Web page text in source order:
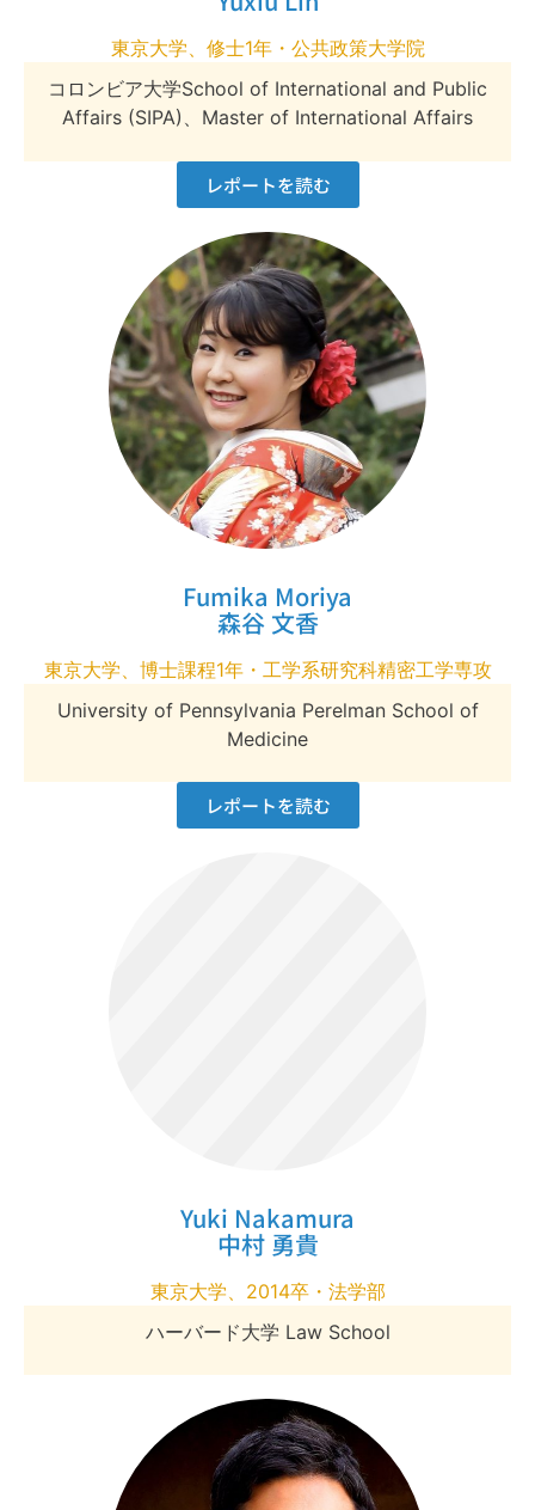
東京大学、修士1年・公共政策大学院
コロンビア大学School of International and Public
Affairs (SIPA)、Master of International Affairs
レポートを読む
Fumika Moriya
森谷 文香
東京大学、博士課程1年・工学系研究科精密工学専攻
University of Pennsylvania Perelman School of
Medicine
レポートを読む
Yuki Nakamura
中村 勇貴
東京大学、2014卒・法学部
ハーバード大学 Law School